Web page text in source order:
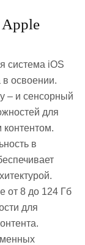
Apple
система iOS
в освоении.
– и сенсорный
для
в
от 8 до 124 Гб
для